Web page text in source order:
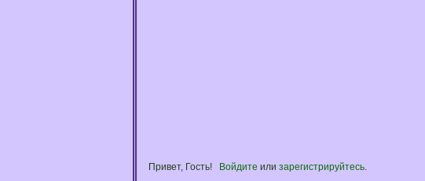
Привет, Гость! Войдите илизарегистрируйтесь